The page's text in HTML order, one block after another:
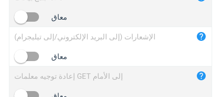
iplogger.cn
معاق
الإشعارات (إلى البريد الإلكتروني/إلى تيليجرام)
معاق
إعادة توجيه معلمات GET إلى الأمام